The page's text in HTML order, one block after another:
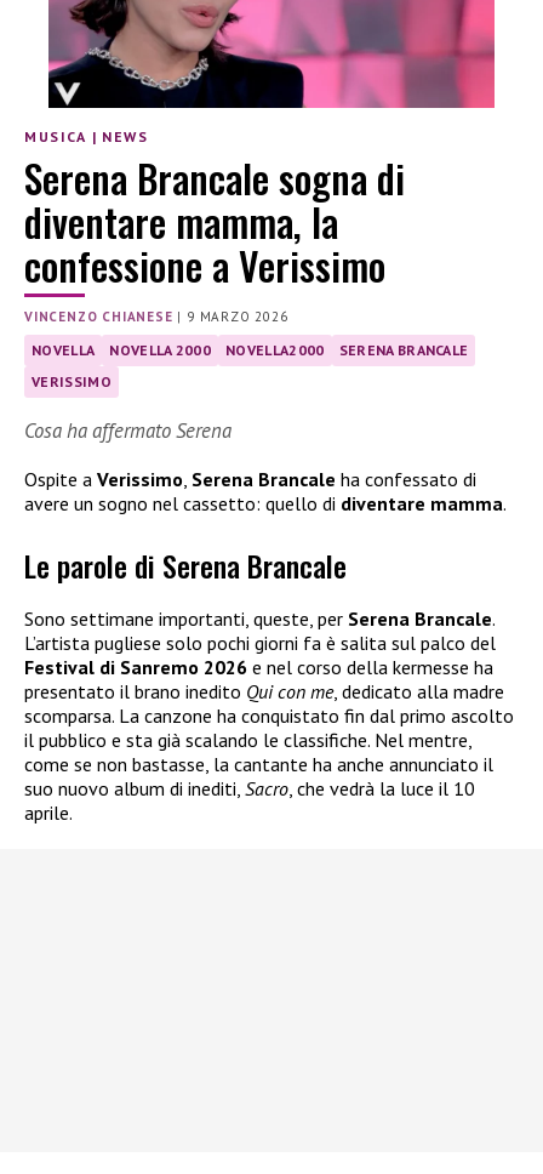
MUSICA | NEWS
Serena Brancale sogna di
diventare mamma, la
confessione a Verissimo
VINCENZO CHIANESE | 9 MARZO 2026
NOVELLA NOVELLA 2000 NOVELLA2000
SERENA BRANCALE
VERISSIMO
Cosa ha affermato Serena
Ospite a Verissimo, Serena Brancale ha confessato di
avere un sogno nel cassetto: quello di diventare mamma.
Le parole di Serena Brancale
Sono settimane importanti, queste, per Serena Brancale.
L’artista pugliese solo pochi giorni fa è salita sul palco del
Festival di Sanremo 2026 e nel corso della kermesse ha
presentato il brano inedito Qui con me, dedicato alla madre
scomparsa. La canzone ha conquistato fin dal primo ascolto
il pubblico e sta già scalando le classifiche. Nel mentre,
come se non bastasse, la cantante ha anche annunciato il
suo nuovo album di inediti, Sacro , che vedrà la luce il 10
aprile.